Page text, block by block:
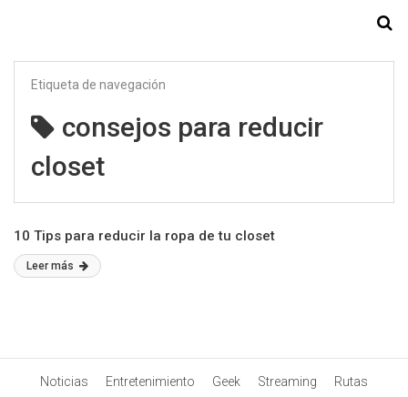
Etiqueta de navegación
consejos para reducir
closet
10 Tips para reducir la ropa de tu closet
Leer más
Noticias Entretenimiento Geek Streaming
Rutas